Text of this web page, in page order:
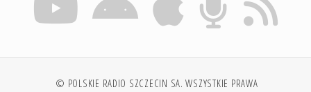
© POLSKIE RADIO SZCZECIN SA. WSZYSTKIE PRAWA